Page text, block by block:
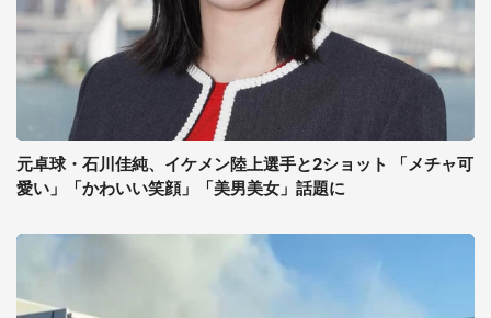
元卓球・石川佳純、イケメン陸上選手と2ショット 「メチャ可
愛い」「かわいい笑顔」「美男美女」話題に